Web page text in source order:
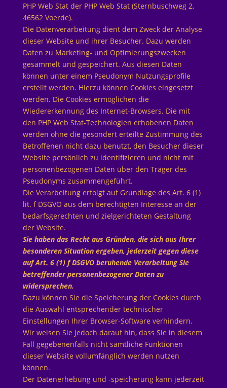
PHP Web Stat der PHP Web Stat (Sternbuschweg 2,
46562 Voerde).
Die Datenverarbeitung dient dem Zweck der Analyse
dieser Website und ihrer Besucher. Dazu werden
Daten zu Marketing- und Optimierungszwecken
gesammelt und gespeichert. Aus diesen Daten
können unter einem Pseudonym Nutzungsprofile
erstellt werden. Hierzu können Cookies eingesetzt
werden. Die Cookies ermöglichen die
Wiedererkennung des Internet-Browsers. Die mit
den PHP Web Stat-Technologien erhobenen Daten
werden ohne die gesondert erteilte Zustimmung des
Betroffenen nicht dazu benutzt, den Besucher dieser
Website persönlich zu identifizieren und nicht mit
personenbezogenen Daten über den Träger des
Pseudonyms zusammengeführt.
Die Verarbeitung erfolgt auf Grundlage des Art. 6 (1)
lit. f DSGVO aus dem berechtigten Interesse an der
bedarfsgerechten und zielgerichteten Gestaltung
der Website.
Sie haben das Recht aus Gründen, die sich aus Ihrer
besonderen Situation ergeben, jederzeit gegen diese
auf Art. 6 (1) f DSGVO beruhende Verarbeitung Sie
betreffender personenbezogener Daten zu
widersprechen.
Dazu können Sie die Speicherung der Cookies durch
die Auswahl entsprechender technischer
Einstellungen Ihrer Browser-Software verhindern.
Wir weisen Sie jedoch darauf hin, dass Sie in diesem
Fall gegebenenfalls nicht sämtliche Funktionen
dieser Website vollumfänglich werden nutzen
können.
Der Datenerhebung und -speicherung kann jederzeit